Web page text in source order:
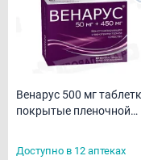
Венарус 500 мг
покрытые пленочной
Доступно в 12 аптеках